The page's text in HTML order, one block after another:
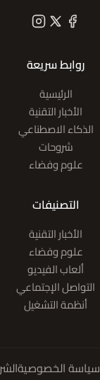
روابط سريعة
الرئيسية
الأخبار التقنية
الذكاء الاصطناعي
شروحات
علوم وفضاء
التصنيفات
الأخبار التقنية
علوم وفضاء
ألعاب الفيديو
التواصل الإجتماعي
أنظمة التشغيل
سياسة الخصوصية